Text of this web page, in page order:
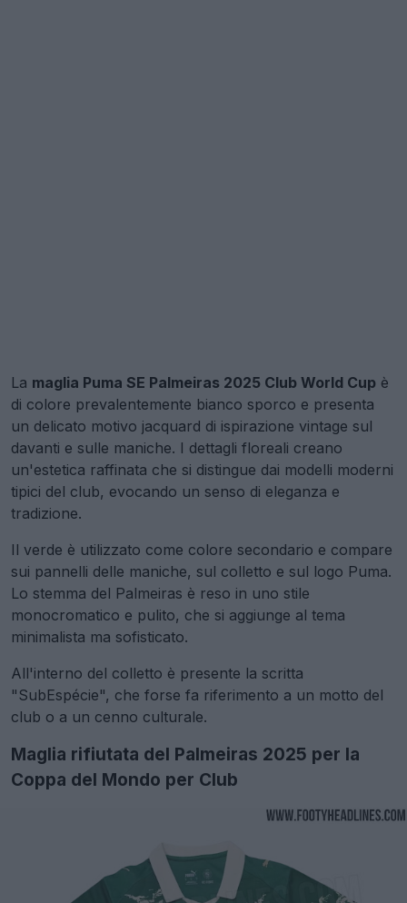
La maglia Puma SE Palmeiras 2025 Club World Cup è
di colore prevalentemente bianco sporco e presenta
un delicato motivo jacquard di ispirazione vintage sul
davanti e sulle maniche. I dettagli floreali creano
un'estetica raffinata che si distingue dai modelli moderni
tipici del club, evocando un senso di eleganza e
tradizione.
Il verde è utilizzato come colore secondario e compare
sui pannelli delle maniche, sul colletto e sul logo Puma.
Lo stemma del Palmeiras è reso in uno stile
monocromatico e pulito, che si aggiunge al tema
minimalista ma sofisticato.
All'interno del colletto è presente la scritta
"SubEspécie", che forse fa riferimento a un motto del
club o a un cenno culturale.
Maglia rifiutata del Palmeiras 2025 per la
Coppa del Mondo per Club